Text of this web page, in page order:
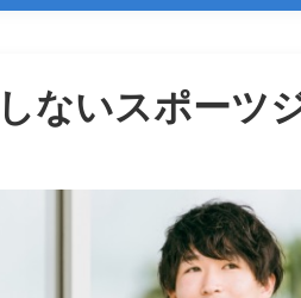
ないスポーツ